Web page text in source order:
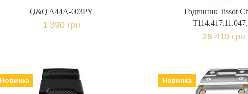
Q&Q A44A-003PY
1 390 грн
+
Купити в 1 клік
Годинник Tissot
28 410 грн
Новинка Новинка